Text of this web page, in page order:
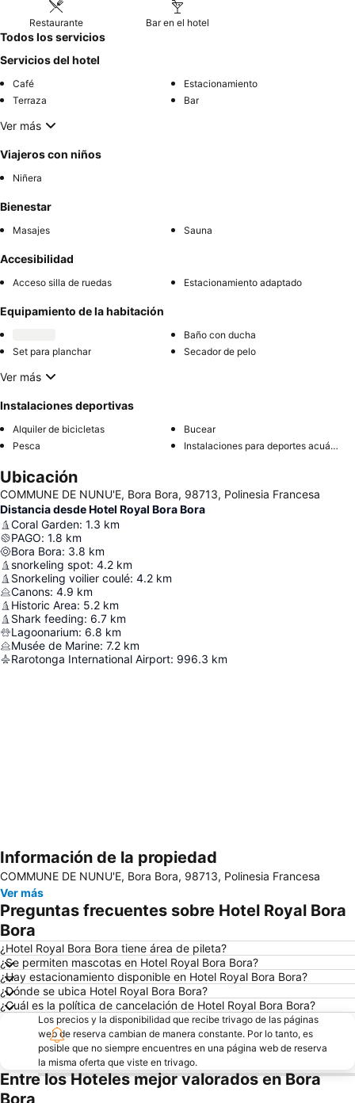
Restaurante Bar en el hotel
Todos los servicios
Servicios del hotel
Café
Estacionamiento
Terraza
Bar
Ver más
Viajeros con niños
Niñera
Bienestar
Masajes Sauna
Accesibilidad
Acceso silla de ruedas Estacionamiento adaptado
Equipamiento de la habitación
Baño con ducha
Set para planchar
Secador de pelo
Ver más
Instalaciones deportivas
Alquiler de bicicletas
Bucear
Pesca
Instalaciones para deportes acuáticos
Ubicación
COMMUNE DE NUNU'E, Bora Bora, 98713, Polinesia Francesa
Distancia desde Hotel Royal Bora Bora
Coral Garden: 1.3 km
PAGO: 1.8 km
Bora Bora: 3.8 km
snorkeling spot: 4.2 km
Snorkeling voilier coulé: 4.2 km
Canons: 4.9 km
Historic Area: 5.2 km
Shark feeding: 6.7 km
Lagoonarium: 6.8 km
Musée de Marine: 7.2 km
Rarotonga International Airport: 996.3 km
Ampliar mapa
Información de la propiedad
COMMUNE DE NUNU'E, Bora Bora, 98713, Polinesia Francesa
Ver más
Preguntas frecuentes sobre Hotel Royal Bora
Bora
¿Hotel Royal Bora Bora tiene área de pileta?
¿Se permiten mascotas en Hotel Royal Bora Bora?
¿Hay estacionamiento disponible en Hotel Royal Bora Bora?
¿Dónde se ubica Hotel Royal Bora Bora?
¿Cuál es la política de cancelación de Hotel Royal Bora Bora?
Los precios y la disponibilidad que recibe trivago de las páginas
web de reserva cambian de manera constante. Por lo tanto, es
posible que no siempre encuentres en una página web de reserva
la misma oferta que viste en trivago.
Entre los Hoteles mejor valorados en Bora